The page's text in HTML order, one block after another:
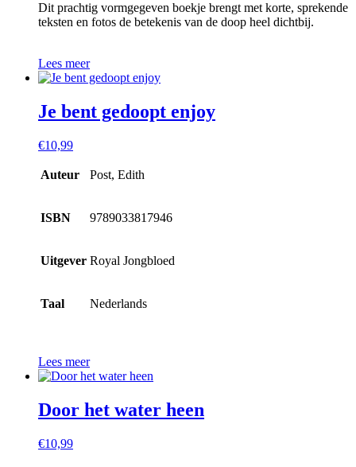
Dit prachtig vormgegeven boekje brengt met korte, sprekende
teksten en fotos de betekenis van de doop heel dichtbij.
Lees meer
Je bent gedoopt enjoy
€10,99
Auteur Post, Edith
ISBN 9789033817946
Uitgever Royal Jongbloed
Taal Nederlands
Lees meer
Door het water heen
€10,99